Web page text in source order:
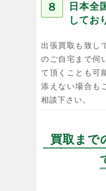
８
日本全
してお
出張買取も致し
のご自宅まで伺
て頂くことも可
添えない場合も
相談下さい。
買取まで